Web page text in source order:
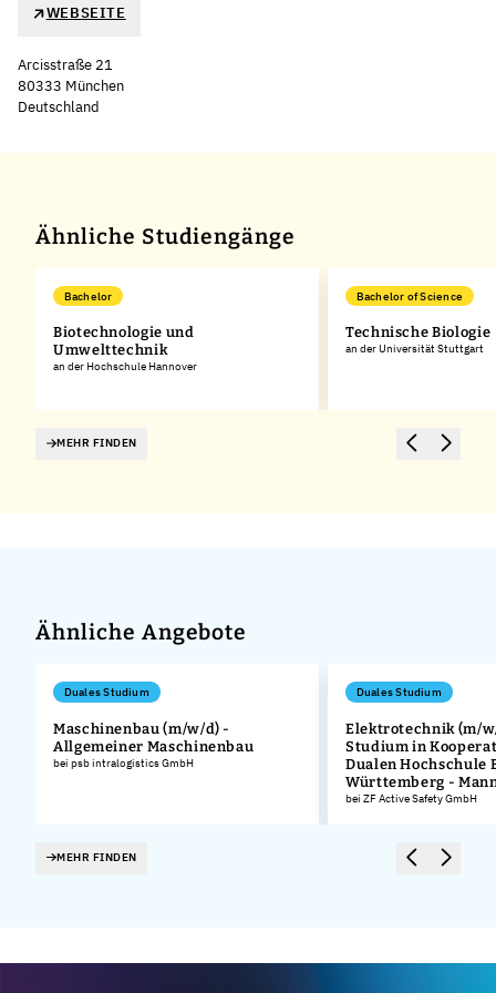
WEBSEITE
Arcisstraße 21
80333 München
Deutschland
Ähnliche Studiengänge
Bachelor
Biotechnologie und
Umwelttechnik
an der Hochschule Hannover
Bachelor of Science
Technische Biologie
an der Universität Stuttgart
MEHR FINDEN
Ähnliche Angebote
Duales Studium
Maschinenbau (m/w/d) -
Allgemeiner Maschinenbau
bei psb intralogistics GmbH
Duales Studium
Elektrotechnik (m/
Studium in
Dualen Hochschule
Württemberg -
bei ZF Active Safety GmbH
MEHR FINDEN